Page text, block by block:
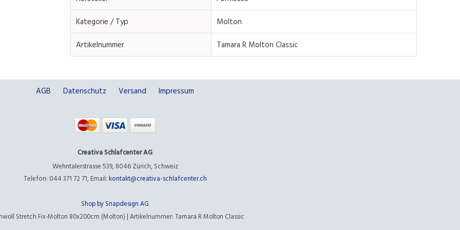
Kategorie / Typ
Molton
Artikelnummer
Tamara R Molton Classic
AGB Datenschutz Versand Impressum
Creativa Schlafcenter AG
Wehntalerstrasse 539, 8046 Zürich, Schweiz
Telefon: 044 371 72 71, Email: kontakt@creativa-schlafcenter.ch
Shop by Snapdesign AG
Stretch Fix-Molton 80x200cm (Molton) | Artikelnummer: Tamara R Molton Classic